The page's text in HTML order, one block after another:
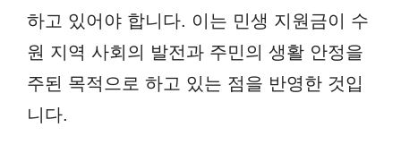
하고 있어야 합니다. 이는 민생 지원금이 수
원 지역 사회의 발전과 주민의 생활 안정을
주된 목적으로 하고 있는 점을 반영한 것입
니다.